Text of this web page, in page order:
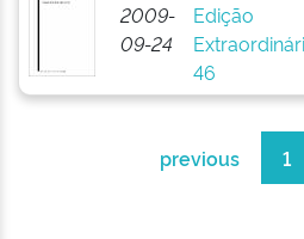
2009-
09-24
Edição
46
previous 1